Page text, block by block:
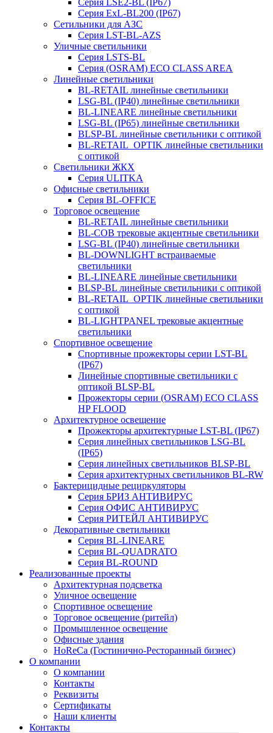
Серия LSE2-BL (IP67)
Серия ExL-BL200 (IP67)
Сетильники для АЗС
Серия LST-BL-AZS
Уличные светильники
Серия LSTS-BL
Серия (ОSRAM) ECO CLASS AREA
Линейные светильники
BL-RETAIL линейные светильники
LSG-BL (IP40) линейные светильники
BL-LINEARE линейные светильники
LSG-BL (IP65) линейные светильники
BLSP-BL линейные светильники с оптикой
BL-RETAIL_OPTIK линейные светильники
с оптикой
Светильники ЖКХ
Серия ULITKA
Офисные светильники
Серия BL-OFFICE
Торговое освещение
BL-RETAIL линейные светильники
BL-COB трековые акцентные светильники
LSG-BL (IP40) линейные светильники
BL-DOWNLIGHT встраиваемые
светильники
BL-LINEARE линейные светильники
BLSP-BL линейные светильники с оптикой
BL-RETAIL_OPTIK линейные светильники
с оптикой
BL-LIGHTPANEL трековые акцентные
светильники
Спортивное освещение
Спортивные прожекторы серии LST-BL
(IP67)
Линейные спортивные светильники с
оптикой BLSP-BL
Прожекторы серии (OSRAM) ECO CLASS
HP FLOOD
Архитектурное освещение
Прожекторы архитектурные LST-BL (IP67)
Серия линейных светильников LSG-BL
(IP65)
Серия линейных светильников BLSP-BL
Серия архитектурных светильников BL-RW
Бактерицидные рециркуляторы
Серия БРИЗ АНТИВИРУС
Серия ОФИС АНТИВИРУС
Серия РИТЕЙЛ АНТИВИРУС
Декоративные светильники
Серия BL-LINEARE
Серия BL-QUADRATO
Серия BL-ROUND
Реализованные проекты
Архитектурная подсветка
Уличное освещение
Спортивное освещение
Торговое освещение (ритейл)
Промышленное освещение
Офисные здания
HoReCa (Гостинично-Ресторанный бизнес)
О компании
О компании
Контакты
Реквизиты
Сертификаты
Наши клиенты
Контакты